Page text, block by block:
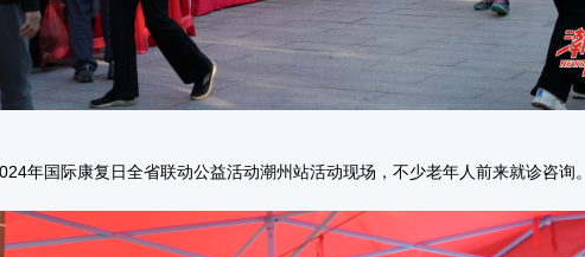
年国际康复日全省联动公益活动潮州站活动现场，不少老年人前来就诊咨询。